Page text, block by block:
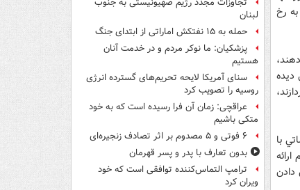
رخ
ديده
با
دادن
تجاوزات مجدد رژیم صهیونیستی به جنوب
لبنان
حمله به ۱۵ نفتکش‌ اماراتی از ابتدای جنگ
پزشکیان: ما نوکر مردم و در خدمت آنان
هستیم
سنای آمریکا لایحه تحریم‌های گسترده انرژی
روسیه را تصویب کرد
عراقچی: زمان آن فرا رسیده است که به خود
متکی باشیم
۶ فوتی و ۵ مصدوم بر اثر تصادف زنجیره‌ای
بدون تعارف با پدر و پسر قهرمان
ترامپ التماس‌کننده توافقی است که خود
ویران کرد